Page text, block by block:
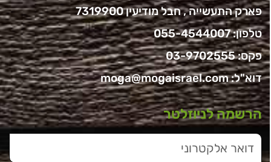
פארק התעשייה , חבל מודיעין 7319900
טלפון:055-4544007
פקס: 03-9702555
דוא"ל:moga@mogaisrael.com
הרשמה לניוזלטר